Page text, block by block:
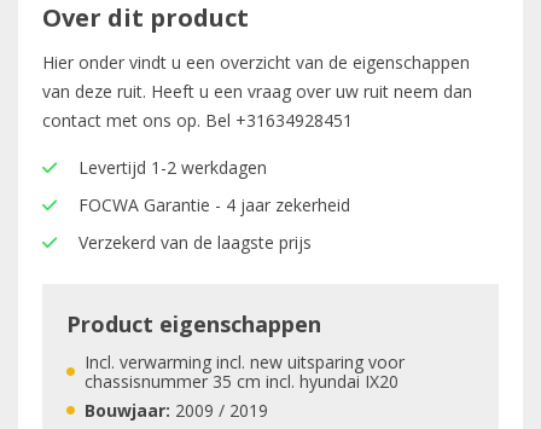
Over dit product
Hier onder vindt u een overzicht van de eigenschappen
van deze ruit. Heeft u een vraag over uw ruit neem dan
contact met ons op. Bel +31634928451
Levertijd 1-2 werkdagen
FOCWA Garantie - 4 jaar zekerheid
Verzekerd van de laagste prijs
Product eigenschappen
Incl. verwarming incl. new uitsparing voor
chassisnummer 35 cm incl. hyundai IX20
Bouwjaar: 2009 / 2019